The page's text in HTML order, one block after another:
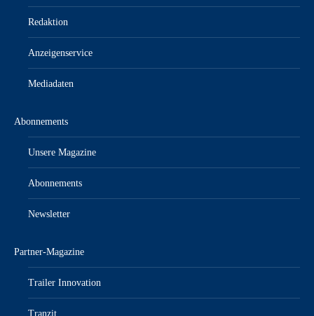
Redaktion
Anzeigenservice
Mediadaten
Abonnements
Unsere Magazine
Abonnements
Newsletter
Partner-Magazine
Trailer Innovation
Tranzit